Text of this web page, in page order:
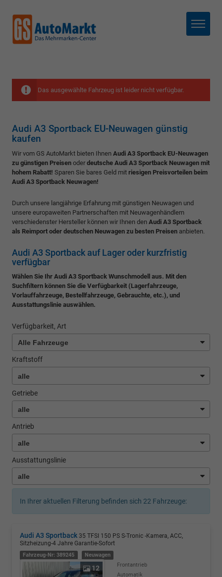
Menü
Das ausgewählte Fahrzeug ist leider nicht verfügbar.
Audi A3 Sportback EU-Neuwagen günstig
kaufen
Wir vom GS AutoMarkt bieten Ihnen Audi A3 Sportback EU-Neuwagen
zu günstigen Preisen oder deutsche Audi A3 Sportback Neuwagen mit
hohem Rabatt! Sparen Sie bares Geld mit riesigen Preisvorteilen beim
Audi A3 Sportback Neuwagen!
Durch unsere langjährige Erfahrung mit günstigen Neuwagen und
unsere europaweiten Partnerschaften mit Neuwagenhändlern
verschiedenster Hersteller können wir Ihnen den Audi A3 Sportback
als Reimport oder deutschen Neuwagen zu besten Preisen anbieten.
Audi A3 Sportback auf Lager oder kurzfristig
verfügbar
Wählen Sie Ihr Audi A3 Sportback Wunschmodell aus. Mit den
Suchfiltern können Sie die Verfügbarkeit (Lagerfahrzeuge,
Vorlauffahrzeuge, Bestellfahrzeuge, Gebrauchte, etc.), und
Ausstattungslinie auswählen.
Verfügbarkeit, Art
Kraftstoff
Getriebe
Antrieb
Ausstattungslinie
In Ihrer aktuellen Filterung befinden sich 22 Fahrzeuge:
Audi A3 Sportback 35 TFSI 150 PS S-Tronic -Kamera, ACC,
Sitzheizung-4 Jahre Garantie-Sofort
Fahrzeug-Nr: 389245 Neuwagen
12
Frontantrieb
Automatik